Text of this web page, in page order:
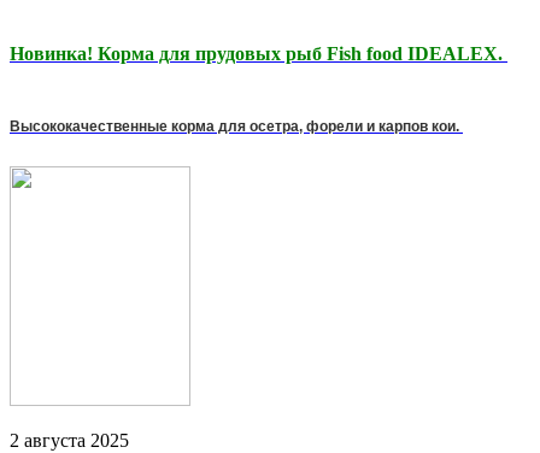
Новинка! Корма для прудовых рыб Fish food IDEALEX.
Высококачественные корма для осетра, форели и карпов кои.
2 августа 2025